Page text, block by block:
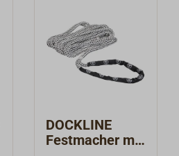
DOCKLINE
Festmacher mit